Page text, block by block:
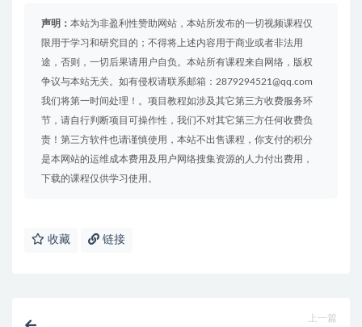
声明： 本站为非盈利性赞助网站，本站所发布的一切视频课程仅
限用于学习和研究目的；不得将上述内容用于商业或者非法用
途，否则，一切后果请用户自负。本站所有课程来自网络，版权
争议与本站无关。如有侵权请联系邮箱：2879294521@qq.com
我们将第一时间处理！。项目教程如涉及其它第三方收费服务环
节，请自行判断项目可操作性，我们不对其它第三方任何收费负
责！第三方软件也请谨慎使用，本站不出售课程，你支付的积分
是本网站的运维成本费用及用户网络搜集资源的人力付出费用，
下载的课程仅供学习使用。
收藏 链接
上一篇